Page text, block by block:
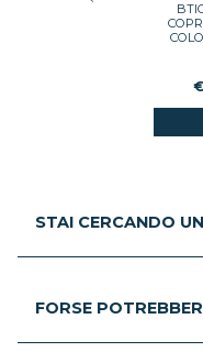
STAI CERCANDO
FORSE